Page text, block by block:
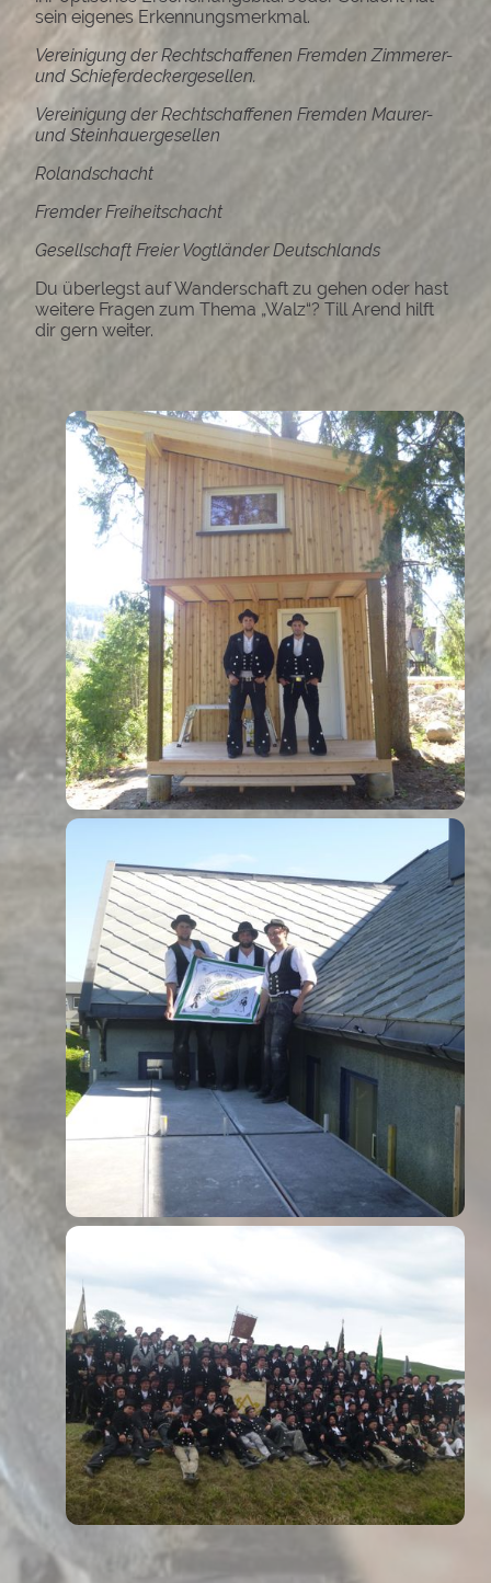
sein eigenes Erkennungsmerkmal.
Vereinigung der Rechtschaffenen Fremden Zimmerer-
und Schieferdeckergesellen.
Vereinigung der Rechtschaffenen Fremden Maurer-
und Steinhauergesellen
Rolandschacht
Fremder Freiheitschacht
Gesellschaft Freier Vogtländer Deutschlands
Du überlegst auf Wanderschaft zu gehen oder hast
weitere Fragen zum Thema „Walz“? Till Arend hilft
dir gern weiter.